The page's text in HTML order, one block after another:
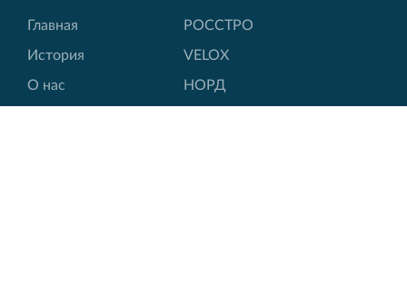
Главная
История
О нас
РОССТРО
VELOX
НОРД